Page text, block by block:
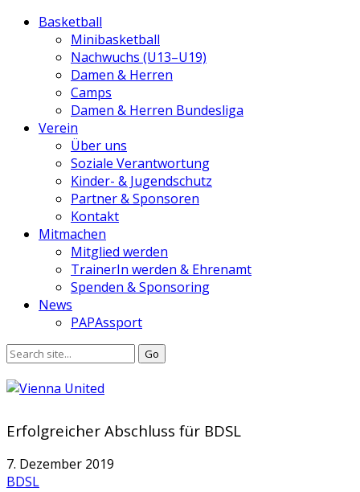
Basketball
Minibasketball
Nachwuchs (U13–U19)
Damen & Herren
Camps
Damen & Herren Bundesliga
Verein
Über uns
Soziale Verantwortung
Kinder- & Jugendschutz
Partner & Sponsoren
Kontakt
Mitmachen
Mitglied werden
TrainerIn werden & Ehrenamt
Spenden & Sponsoring
News
PAPAssport
Erfolgreicher Abschluss für BDSL
7. Dezember 2019
BDSL